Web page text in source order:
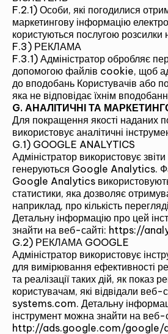
БАЧИТИ
Альтернатива:
F.2.1) Особи, які погодилися
маркетингову інформацію
користуються послугою
F.3) РЕКЛАМА
F.3.1) Адміністратор обробляє
допомогою файлів cookie, щоб
до вподобань Користувачів або
яка не відповідає їхнім
G. АНАЛІТИЧНІ ТА
Для покращення якості наданих
використовує аналітичні
G.1) GOOGLE ANALYTICS
Адміністратор використовує
генеруються Google Analytics.
Google Analytics
статистики, яка дозволяє
наприклад, про кількість
Детальну інформацію про цей
знайти на веб-сайті: https://
G.2) РЕКЛАМА GOOGLE
Адміністратор використовує
для вимірювання ефективності
та реалізації таких дій, як показ
користувачам, які відвідали
systems.com. Детальну
інструмент можна знайти на веб-
http://ads.google.com/google/